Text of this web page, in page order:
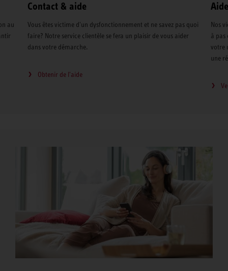
au
Contact & aide
Vous êtes victime d'un dysfonctionnement et ne savez pas quoi
faire? Notre service clientèle se fera un plaisir de vous aider
dans votre démarche.
Obtenir de l'aide
Nos
à
votre
une